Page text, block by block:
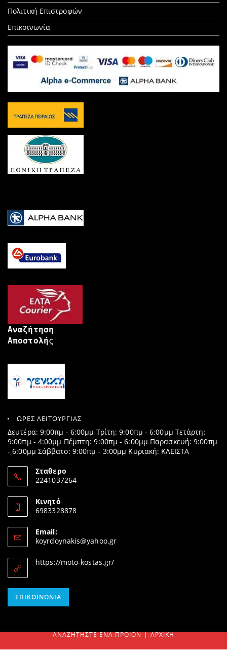
Πολιτική Επιστροφών
Επικοινωνία
Αναζήτηση
Αποστολής
ΩΡΕΣ ΛΕΙΤΟΥΡΓΙΑΣ
Δευτέρα: 9:00πμ - 6:00μμ Τρίτη: 9:00πμ - 6:00μμ Τετάρτη:
9:00πμ - 4:00μμ Πέμπτη: 9:00πμ - 6:00μμ Παρασκευή: 9:00πμ
- 6:00μμ Σάββατο: 9:00πμ - 3:00μμ Κυριακή: ΚΛΕΙΣΤΑ
Σταθερο
2241037264
in
your
Κινητό
6983328878
in
your
Email:
koyrdoynakis@yahoo.grOpens
https://moto-kostas.gr/
ΕΠΙΚΟΙΝΩΝΊΑ
ΑΝΑΖΗΤΉΣΤΕ ΈΝΑ ΠΡΟΊΟΝ
SEARCH ΑΡΧΙΚΉ